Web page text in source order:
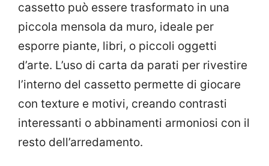
cassetto può essere trasformato in una
piccola mensola da muro, ideale per
esporre piante, libri, o piccoli oggetti
d’arte. L’uso di carta da parati per rivestire
l’interno del cassetto permette di giocare
con texture e motivi, creando contrasti
interessanti o abbinamenti armoniosi con il
resto dell’arredamento.